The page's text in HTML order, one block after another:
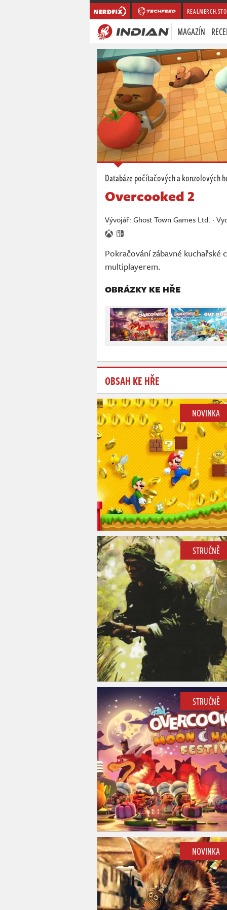
MAGAZÍN
Databáze počítačových a konzolových
Overcooked 2
Vývojář: Ghost Town Games Ltd. ·
Pokračování zábavné kuchařské
multiplayerem.
OBRÁZKY KE HŘE
OBSAH KE HŘE
NOVINKA
STRUČNĚ
STRUČNĚ
NOVINKA